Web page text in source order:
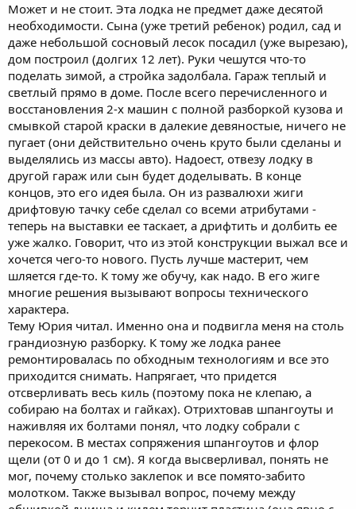
Может и не стоит. Эта лодка не предмет даже десятой
необходимости. Сына (уже третий ребенок) родил, сад и
даже небольшой сосновый лесок посадил (уже вырезаю),
дом построил (долгих 12 лет). Руки чешутся что-то
поделать зимой, а стройка задолбала. Гараж теплый и
светлый прямо в доме. После всего перечисленного и
восстановления 2-х машин с полной разборкой кузова и
смывкой старой краски в далекие девяностые, ничего не
пугает (они действительно очень круто были сделаны и
выделялись из массы авто). Надоест, отвезу лодку в
другой гараж или сын будет доделывать. В конце
концов, это его идея была. Он из развалюхи жиги
дрифтовую тачку себе сделал со всеми атрибутами -
теперь на выставки ее таскает, а дрифтить и долбить ее
уже жалко. Говорит, что из этой конструкции выжал все и
хочется чего-то нового. Пусть лучше мастерит, чем
шляется где-то. К тому же обучу, как надо. В его жиге
многие решения вызывают вопросы технического
характера.
Тему Юрия читал. Именно она и подвигла меня на столь
грандиозную разборку. К тому же лодка ранее
ремонтировалась по обходным технологиям и все это
приходится снимать. Напрягает, что придется
отсверливать весь киль (поэтому пока не клепаю, а
собираю на болтах и гайках). Отрихтовав шпангоуты и
наживляя их болтами понял, что лодку собрали с
перекосом. В местах сопряжения шпангоутов и флор
щели (от 0 и до 1 см). Я когда высверливал, понять не
мог, почему столько заклепок и все помято-забито
молотком. Также вызывал вопрос, почему между